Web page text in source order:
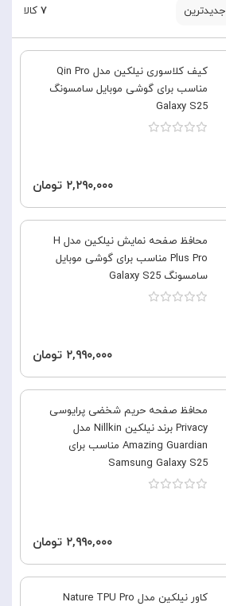
جدیدترین ۷ کالا
کیف کلاسوری نیلکین مدل Qin Pro
مناسب برای گوشی موبایل سامسونگ
Galaxy S25
۲,۲۹۰,۰۰۰ تومان
محافظ صفحه نمایش نیلکین مدل H
Plus Pro مناسب برای گوشی موبایل
سامسونگ Galaxy S25
۲,۹۹۰,۰۰۰ تومان
محافظ صفحه حریم شخضی پرایوسی
Privacy برند نیلکین Nillkin مدل
Amazing Guardian مناسب برای
Samsung Galaxy S25
۲,۹۹۰,۰۰۰ تومان
کاور نیلکین مدل Nature TPU Pro